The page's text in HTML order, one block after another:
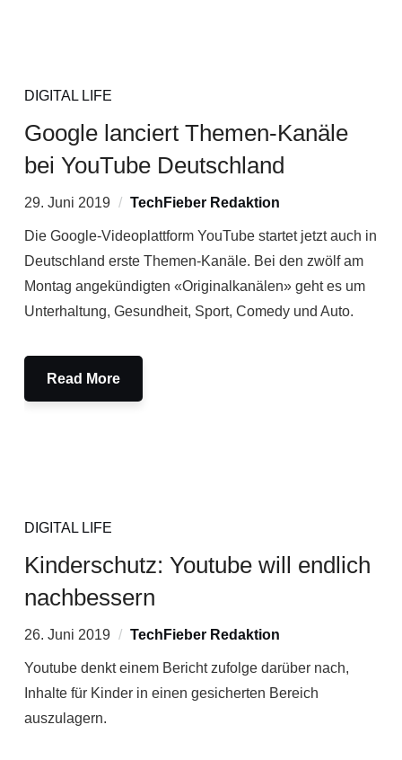
DIGITAL LIFE
Google lanciert Themen-Kanäle
bei YouTube Deutschland
29. Juni 2019 TechFieber Redaktion
Die Google-Videoplattform YouTube startet jetzt auch in
Deutschland erste Themen-Kanäle. Bei den zwölf am
Montag angekündigten «Originalkanälen» geht es um
Unterhaltung, Gesundheit, Sport, Comedy und Auto.
Read More
DIGITAL LIFE
Kinderschutz: Youtube will endlich
nachbessern
26. Juni 2019 TechFieber Redaktion
Youtube denkt einem Bericht zufolge darüber nach,
Inhalte für Kinder in einen gesicherten Bereich
auszulagern.